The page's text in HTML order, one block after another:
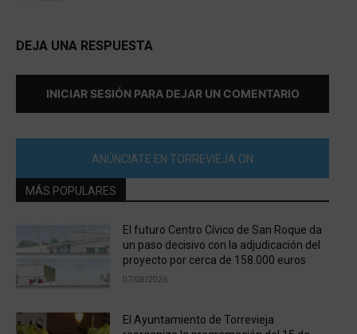
DEJA UNA RESPUESTA
INICIAR SESIÓN PARA DEJAR UN COMENTARIO
ANÚNCIATE EN TORREVIEJA ON
MÁS POPULARES
El futuro Centro Cívico de San Roque da
un paso decisivo con la adjudicación del
proyecto por cerca de 158.000 euros
07/08/2026
El Ayuntamiento de Torrevieja